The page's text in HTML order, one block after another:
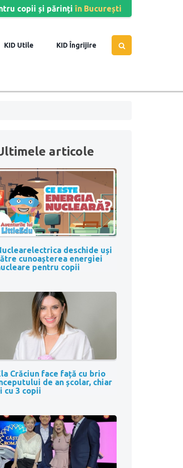
copii și părinți în București
Utile Îngrijire
articole
deschide uși
cunoașterea energiei
pentru copii
Crăciun face față cu brio
de an școlar, chiar
cu 3 copii